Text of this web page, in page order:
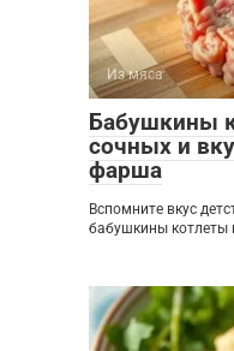
Из мяса
Бабушкины
сочных и
фарша
Вспомните вкус
бабушкины котлеты